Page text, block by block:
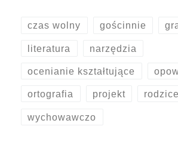
czas wolny gościnnie
literatura narzędzia
ocenianie kształtujące
ortografia projekt rodzice
wychowawczo